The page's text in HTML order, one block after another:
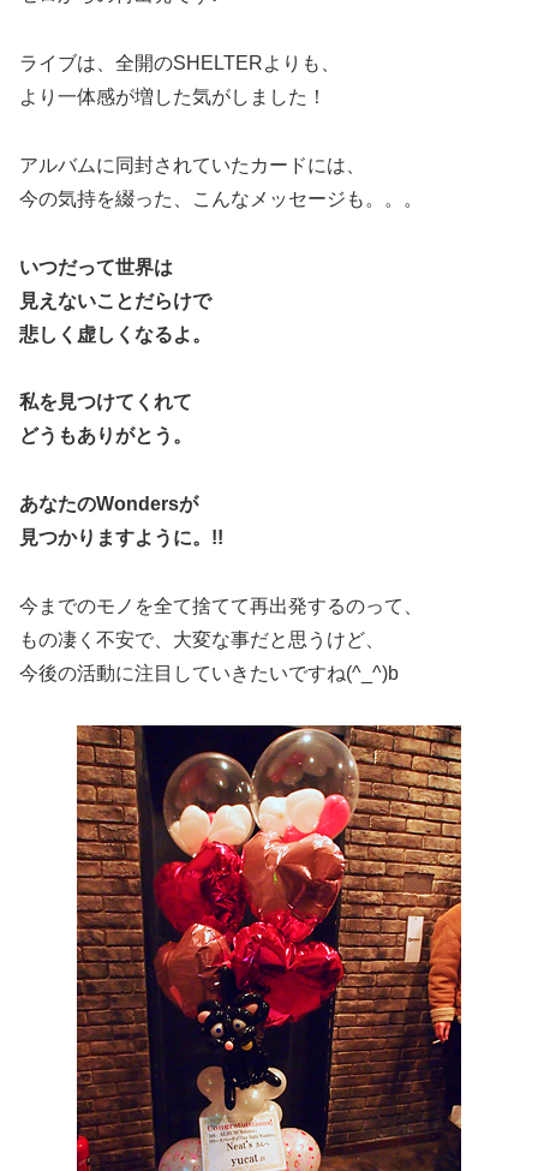
ライブは、全開のSHELTERよりも、
より一体感が増した気がしました！
アルバムに同封されていたカードには、
今の気持を綴った、こんなメッセージも。。。
いつだって世界は
見えないことだらけで
悲しく虚しくなるよ。
私を見つけてくれて
どうもありがとう。
あなたのWondersが
見つかりますように。!!
今までのモノを全て捨てて再出発するのって、
もの凄く不安で、大変な事だと思うけど、
今後の活動に注目していきたいですね(^_^)b